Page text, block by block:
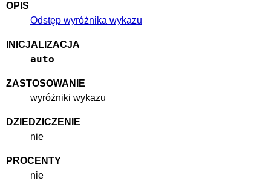
OPIS
Odstęp wyróżnika wykazu
INICJALIZACJA
auto
ZASTOSOWANIE
wyróżniki wykazu
DZIEDZICZENIE
nie
PROCENTY
nie